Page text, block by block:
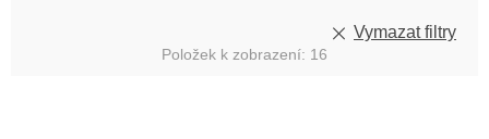
Vymazat filtry
Položek k zobrazení: 16